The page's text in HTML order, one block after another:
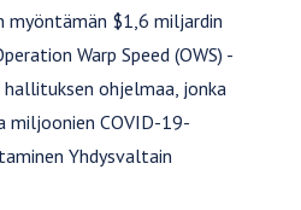
$1,6 miljardin
Warp Speed (OWS) -
ohjelmaa, jonka
COVID-19-
Yhdysvaltain